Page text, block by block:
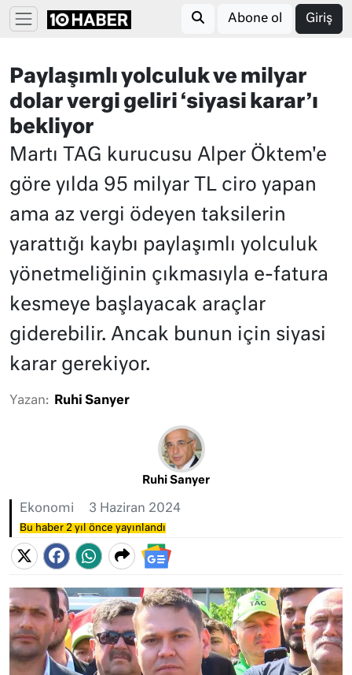
Abone ol Giriş
Paylaşımlı yolculuk ve milyar
dolar vergi geliri ‘siyasi karar’ı
bekliyor
Martı TAG kurucusu Alper Öktem'e
göre yılda 95 milyar TL ciro yapan
ama az vergi ödeyen taksilerin
yarattığı kaybı paylaşımlı yolculuk
yönetmeliğinin çıkmasıyla e-fatura
kesmeye başlayacak araçlar
giderebilir. Ancak bunun için siyasi
karar gerekiyor.
Yazan: Ruhi Sanyer
Ruhi Sanyer
Ekonomi 3 Haziran 2024
Bu haber 2 yıl önce yayınlandı